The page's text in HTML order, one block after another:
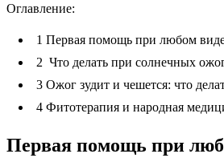
Оглавление:
1 Первая помощь при любом
2 Что делать при солнечных
3 Ожог зудит и чешется: что
4 Фитотерапия и народная
Первая помощь при